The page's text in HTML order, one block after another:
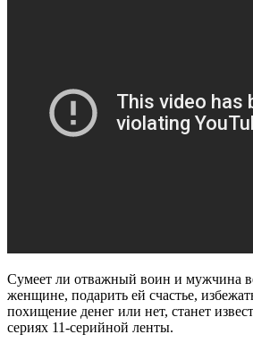
Сумеет ли отважный воин и мужчина
женщине, подарить ей счастье,
похищение денег или нет, станет
сериях 11-серийной ленты.